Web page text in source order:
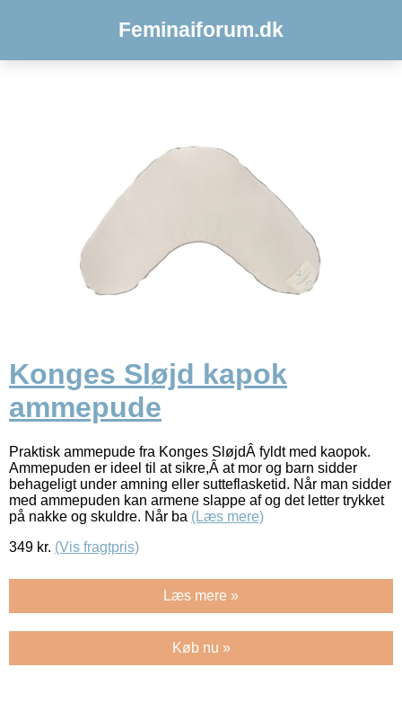
Feminaiforum.dk
Konges Sløjd kapok
ammepude
Praktisk ammepude fra Konges SløjdÂ fyldt med kaopok.
Ammepuden er ideel til at sikre,Â at mor og barn sidder
behageligt under amning eller sutteflasketid. Når man sidder
med ammepuden kan armene slappe af og det letter trykket
på nakke og skuldre. Når ba (Læs mere)
349 kr. (Vis fragtpris)
Læs mere »
Køb nu »